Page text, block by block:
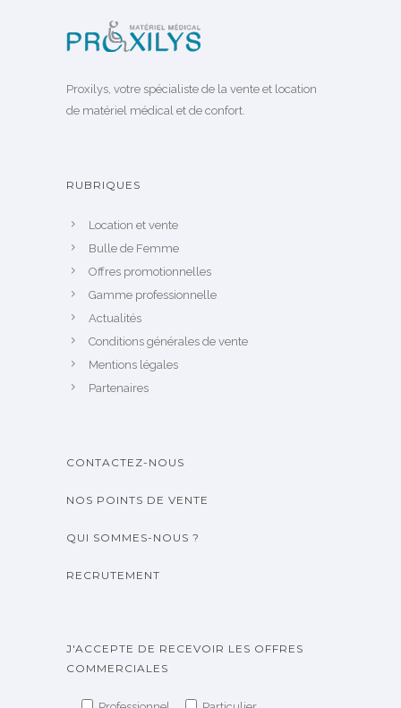
Proxilys, votre spécialiste de la vente et location
de matériel médical et de confort.
RUBRIQUES
Location et vente
Bulle de Femme
Offres promotionnelles
Gamme professionnelle
Actualités
Conditions générales de vente
Mentions légales
Partenaires
CONTACTEZ-NOUS
NOS POINTS DE VENTE
QUI SOMMES-NOUS ?
RECRUTEMENT
J'ACCEPTE DE RECEVOIR LES OFFRES
COMMERCIALES